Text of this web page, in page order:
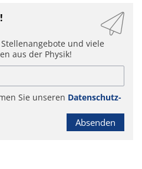
und viele
aus der Physik!
Sie unseren Datenschutz-
Absenden